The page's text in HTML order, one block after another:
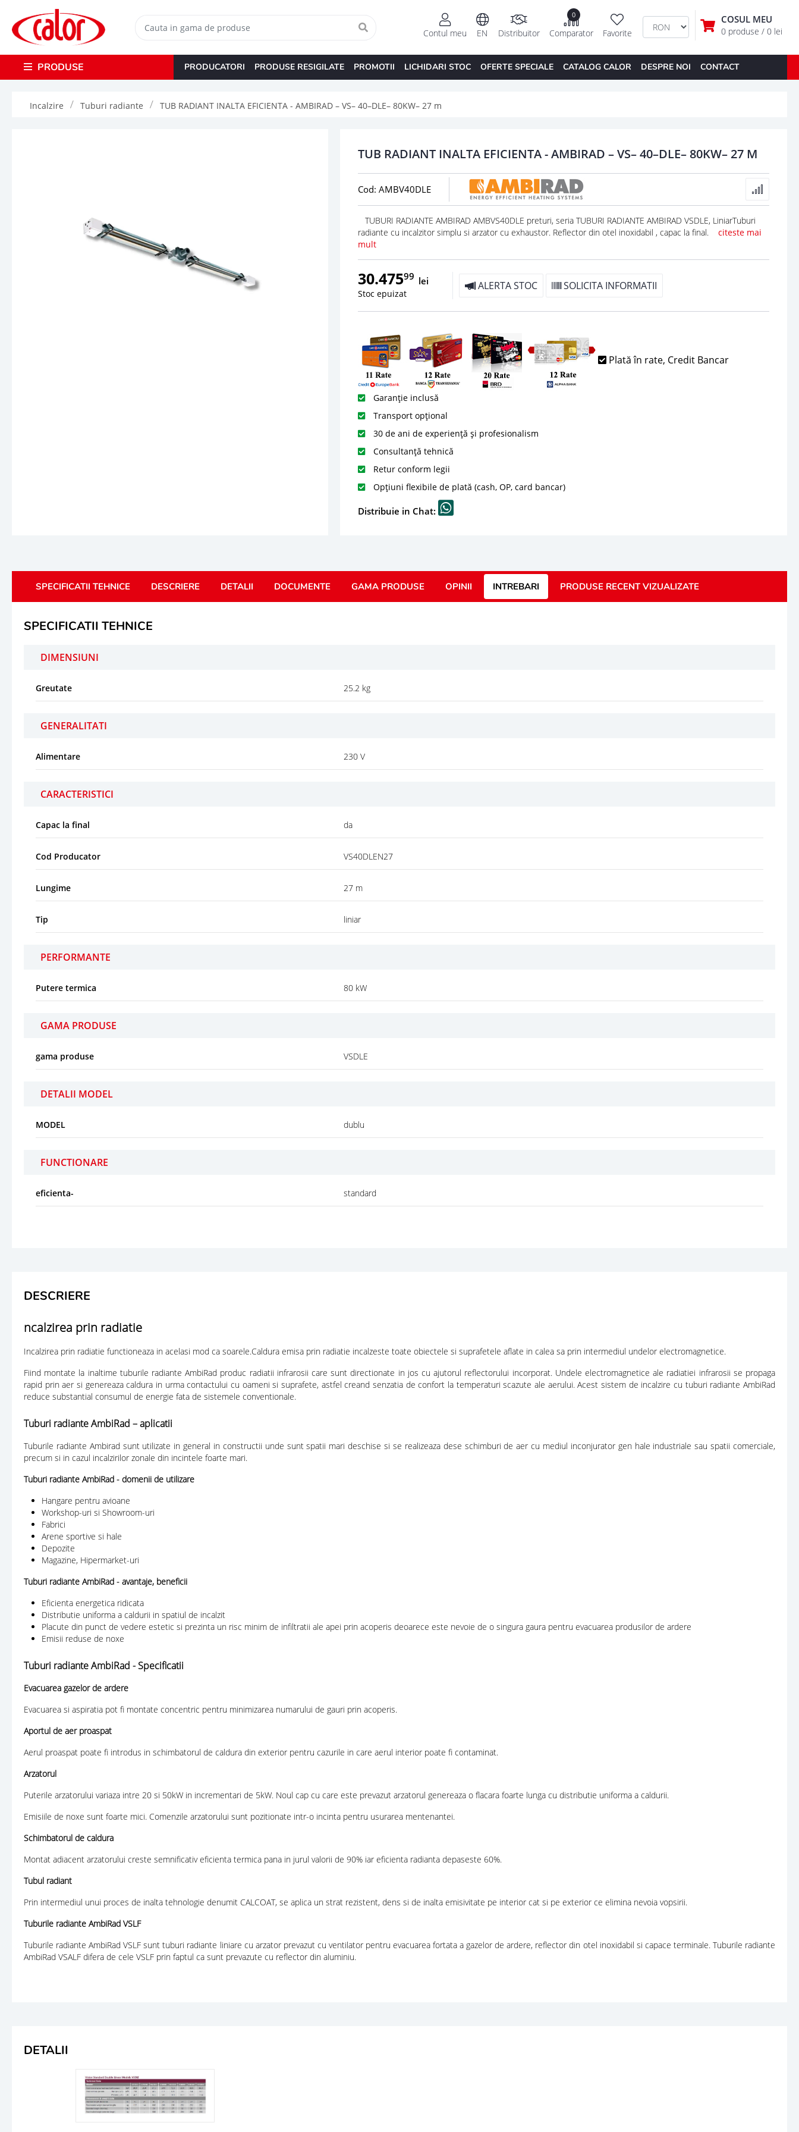
COSUL MEU
0 produse / 0 lei
Favorite
0
Comparator
Distribuitor
EN
Contul meu
PRODUSE PRODUCATORI PRODUSE RESIGILATE PROMOTII LICHIDARI STOC OFERTE SPECIALE CATALOG CALOR DESPRE NOI CONTACT
Incalzire Tuburi radiante TUB RADIANT INALTA EFICIENTA - AMBIRAD – VS– 40–DLE– 80KW– 27 m
TUB RADIANT INALTA EFICIENTA - AMBIRAD – VS– 40–DLE– 80KW– 27 M
Cod: AMBV40DLE
TUBURI RADIANTE AMBIRAD AMBVS40DLE preturi, seria TUBURI RADIANTE AMBIRAD VSDLE, LiniarTuburi
radiante cu incalzitor simplu si arzator cu exhaustor. Reflector din otel inoxidabil , capac la final. citeste mai
mult
30.47599 lei
Stoc epuizat
ALERTA STOC SOLICITA INFORMATII
Plată în rate, Credit Bancar
Garanție inclusă
Transport opțional
30 de ani de experiență și profesionalism
Consultanță tehnică
Retur conform legii
Opțiuni flexibile de plată (cash, OP, card bancar)
Distribuie in Chat:
SPECIFICATII TEHNICE DESCRIERE DETALII DOCUMENTE GAMA PRODUSE OPINII INTREBARI PRODUSE RECENT VIZUALIZATE
SPECIFICATII TEHNICE
DIMENSIUNI
Greutate 25.2 kg
GENERALITATI
Alimentare 230 V
CARACTERISTICI
Capac la final da
Cod Producator VS40DLEN27
Lungime 27 m
Tip liniar
PERFORMANTE
Putere termica 80 kW
GAMA PRODUSE
gama produse VSDLE
DETALII MODEL
MODEL dublu
FUNCTIONARE
eficienta- standard
DESCRIERE
ncalzirea prin radiatie
Incalzirea prin radiatie functioneaza in acelasi mod ca soarele.Caldura emisa prin radiatie incalzeste toate obiectele si suprafetele aflate in calea sa prin intermediul undelor electromagnetice.
Fiind montate la inaltime tuburile radiante AmbiRad produc radiatii infrarosii care sunt directionate in jos cu ajutorul reflectorului incorporat. Undele electromagnetice ale radiatiei infrarosii se propaga
rapid prin aer si genereaza caldura in urma contactului cu oameni si suprafete, astfel creand senzatia de confort la temperaturi scazute ale aerului. Acest sistem de incalzire cu tuburi radiante AmbiRad
reduce substantial consumul de energie fata de sistemele conventionale.
Tuburi radiante AmbiRad – aplicatii
Tuburile radiante Ambirad sunt utilizate in general in constructii unde sunt spatii mari deschise si se realizeaza dese schimburi de aer cu mediul inconjurator gen hale industriale sau spatii comerciale,
precum si in cazul incalzirilor zonale din incintele foarte mari.
Tuburi radiante AmbiRad - domenii de utilizare
Hangare pentru avioane
Workshop-uri si Showroom-uri
Fabrici
Arene sportive si hale
Depozite
Magazine, Hipermarket-uri
Tuburi radiante AmbiRad - avantaje, beneficii
Eficienta energetica ridicata
Distributie uniforma a caldurii in spatiul de incalzit
Placute din punct de vedere estetic si prezinta un risc minim de infiltratii ale apei prin acoperis deoarece este nevoie de o singura gaura pentru evacuarea produsilor de ardere
Emisii reduse de noxe
Tuburi radiante AmbiRad - Specificatii
Evacuarea gazelor de ardere
Evacuarea si aspiratia pot fi montate concentric pentru minimizarea numarului de gauri prin acoperis.
Aportul de aer proaspat
Aerul proaspat poate fi introdus in schimbatorul de caldura din exterior pentru cazurile in care aerul interior poate fi contaminat.
Arzatorul
Puterile arzatorului variaza intre 20 si 50kW in incrementari de 5kW. Noul cap cu care este prevazut arzatorul genereaza o flacara foarte lunga cu distributie uniforma a caldurii.
Emisiile de noxe sunt foarte mici. Comenzile arzatorului sunt pozitionate intr-o incinta pentru usurarea mentenantei.
Schimbatorul de caldura
Montat adiacent arzatorului creste semnificativ eficienta termica pana in jurul valorii de 90% iar eficienta radianta depaseste 60%.
Tubul radiant
Prin intermediul unui proces de inalta tehnologie denumit CALCOAT, se aplica un strat rezistent, dens si de inalta emisivitate pe interior cat si pe exterior ce elimina nevoia vopsirii.
Tuburile radiante AmbiRad VSLF
Tuburile radiante AmbiRad VSLF sunt tuburi radiante liniare cu arzator prevazut cu ventilator pentru evacuarea fortata a gazelor de ardere, reflector din otel inoxidabil si capace terminale. Tuburile radiante
AmbiRad VSALF difera de cele VSLF prin faptul ca sunt prevazute cu reflector din aluminiu.
DETALII